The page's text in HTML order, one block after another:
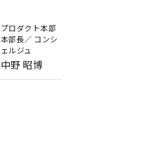
プロダクト本部
本部長／ コンシ
ェルジュ
中野 昭博